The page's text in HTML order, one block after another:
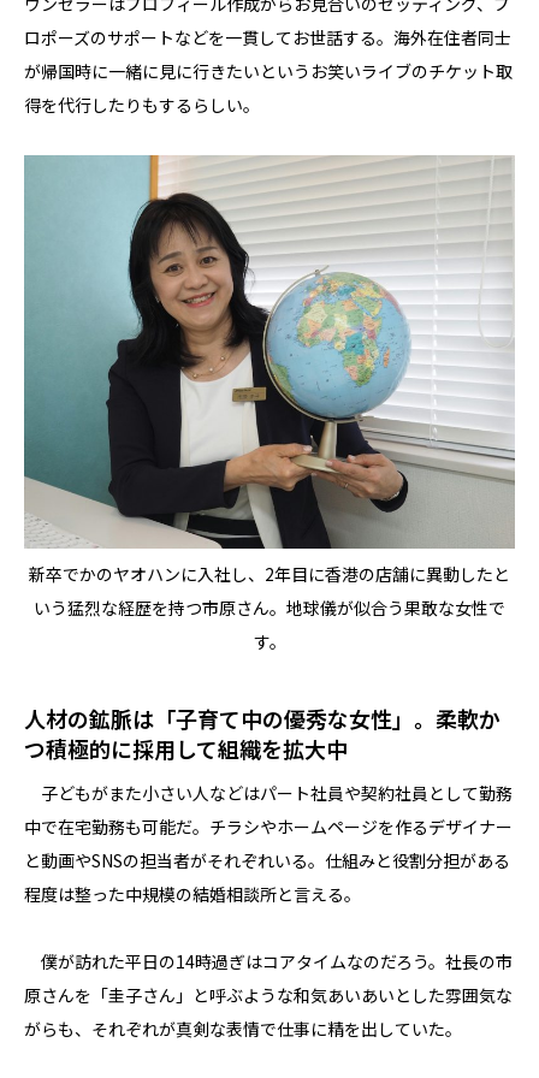
ロポーズのサポートなどを一貫してお世話する。海外在住者同士
が帰国時に一緒に見に行きたいというお笑いライブのチケット取
得を代行したりもするらしい。
新卒でかのヤオハンに入社し、2年目に香港の店舗に異動したと
いう猛烈な経歴を持つ市原さん。地球儀が似合う果敢な女性で
す。
人材の鉱脈は「子育て中の優秀な女性」。柔軟か
つ積極的に採用して組織を拡大中
子どもがまた小さい人などはパート社員や契約社員として勤務
中で在宅勤務も可能だ。チラシやホームページを作るデザイナー
と動画やSNSの担当者がそれぞれいる。仕組みと役割分担がある
程度は整った中規模の結婚相談所と言える。
僕が訪れた平日の14時過ぎはコアタイムなのだろう。社長の市
原さんを「圭子さん」と呼ぶような和気あいあいとした雰囲気な
がらも、それぞれが真剣な表情で仕事に精を出していた。